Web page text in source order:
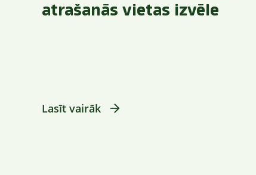
atrašanās vietas izvēle
Lasīt vairāk